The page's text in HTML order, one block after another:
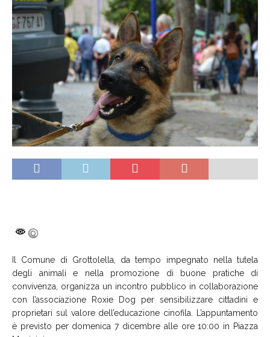
Il Comune di Grottolella, da tempo impegnato nella tutela
degli animali e nella promozione di buone pratiche di
convivenza, organizza un incontro pubblico in collaborazione
con l’associazione Roxie Dog per sensibilizzare cittadini e
proprietari sul valore dell’educazione cinofila. L’appuntamento
è previsto per domenica 7 dicembre alle ore 10:00 in Piazza